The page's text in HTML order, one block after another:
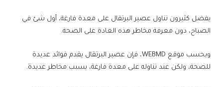
يفضل كثيرون تناول عصير البرتقال على معدة فارغة، أول شئ في
الصباح، دون معرفة مخاطر هذه العادة على الصحة.
وبحسب موقع WEBMD، فإن عصير البرتقال يقدم فوائد عديدة
للصحة، ولكن عند تناوله على معدة فارغة، يسبب مخاطر عديدة.